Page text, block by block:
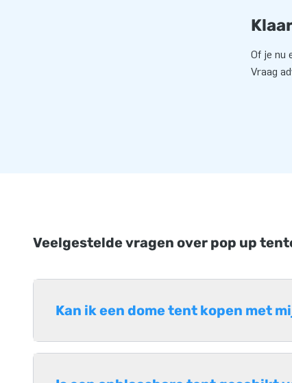
Of je nu
Vraag
Veelgestelde vragen over pop up
Kan ik een dome tent kopen met